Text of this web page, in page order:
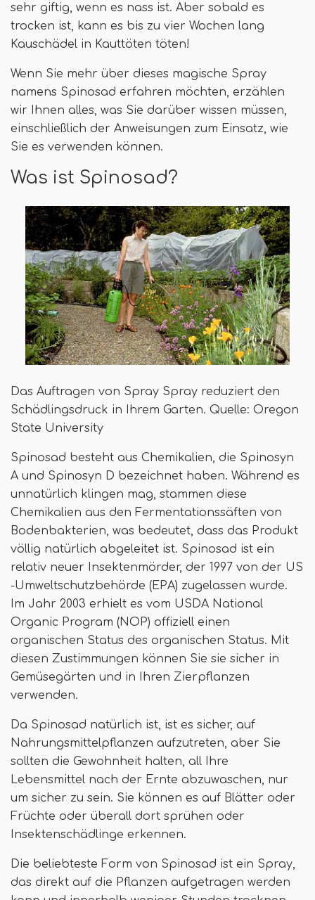
sehr giftig, wenn es nass ist. Aber sobald es
trocken ist, kann es bis zu vier Wochen lang
Kauschädel in Kauttöten töten!
Wenn Sie mehr über dieses magische Spray
namens Spinosad erfahren möchten, erzählen
wir Ihnen alles, was Sie darüber wissen müssen,
einschließlich der Anweisungen zum Einsatz, wie
Sie es verwenden können.
Was ist Spinosad?
Das Auftragen von Spray Spray reduziert den
Schädlingsdruck in Ihrem Garten. Quelle: Oregon
State University
Spinosad besteht aus Chemikalien, die Spinosyn
A und Spinosyn D bezeichnet haben. Während es
unnatürlich klingen mag, stammen diese
Chemikalien aus den Fermentationssäften von
Bodenbakterien, was bedeutet, dass das Produkt
völlig natürlich abgeleitet ist. Spinosad ist ein
relativ neuer Insektenmörder, der 1997 von der US
-Umweltschutzbehörde (EPA) zugelassen wurde.
Im Jahr 2003 erhielt es vom USDA National
Organic Program (NOP) offiziell einen
organischen Status des organischen Status. Mit
diesen Zustimmungen können Sie sie sicher in
Gemüsegärten und in Ihren Zierpflanzen
verwenden.
Da Spinosad natürlich ist, ist es sicher, auf
Nahrungsmittelpflanzen aufzutreten, aber Sie
sollten die Gewohnheit halten, all Ihre
Lebensmittel nach der Ernte abzuwaschen, nur
um sicher zu sein. Sie können es auf Blätter oder
Früchte oder überall dort sprühen oder
Insektenschädlinge erkennen.
Die beliebteste Form von Spinosad ist ein Spray,
das direkt auf die Pflanzen aufgetragen werden